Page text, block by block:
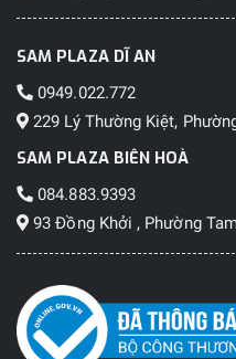
SAM PLAZA DĨ AN
0949.022.772
229 Lý Thường Kiệt,
SAM PLAZA BIÊN HOÀ
084.883.9393
93 Đồng Khởi , Phường